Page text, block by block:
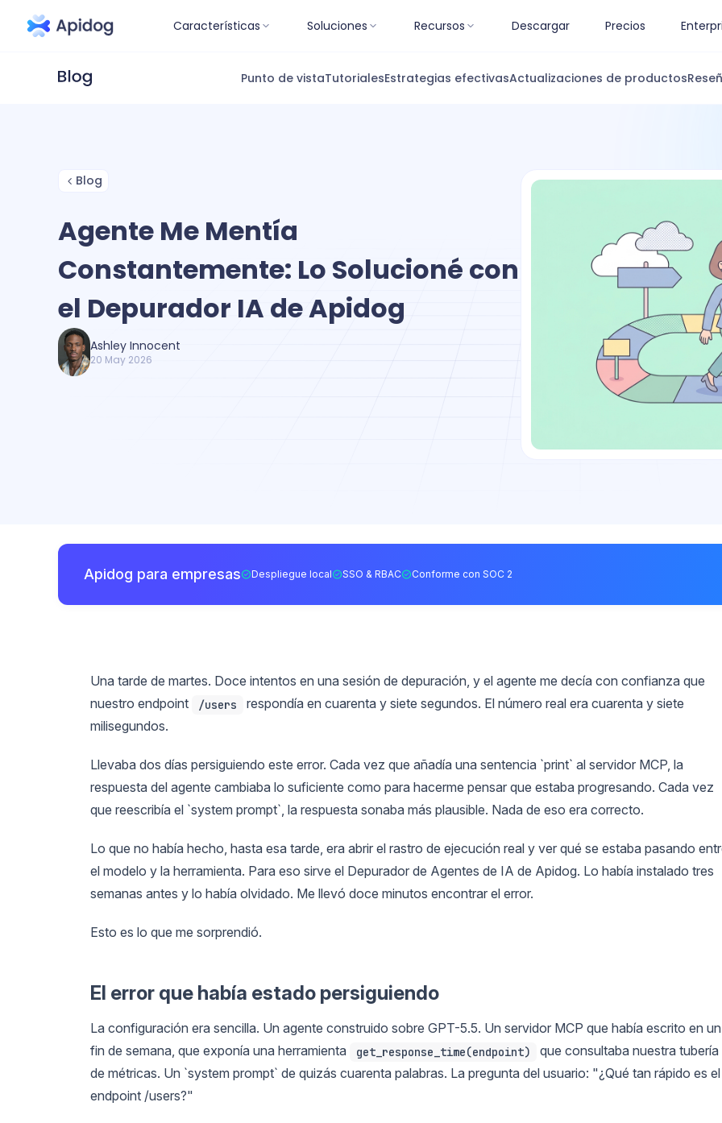
Características Soluciones Recursos Descargar Precios
Punto de vistaTutorialesEstrategias efectivasActualizaciones de productos
Blog
Agente Me Mentía
Constantemente: Lo Solucioné con
el Depurador IA de Apidog
Ashley Innocent
20 May 2026
Apidog para empresas Despliegue local SSO & RBAC Conforme con SOC 2
Una tarde de martes. Doce intentos en una sesión de depuración, y el agente me decía con confianza que
nuestro endpoint
/users
respondía en cuarenta y siete segundos. El número real era cuarenta y siete
milisegundos.
Llevaba dos días persiguiendo este error. Cada vez que añadía una sentencia `print` al servidor MCP, la
respuesta del agente cambiaba lo suficiente como para hacerme pensar que estaba progresando. Cada vez
que reescribía el `system prompt`, la respuesta sonaba más plausible. Nada de eso era correcto.
Lo que no había hecho, hasta esa tarde, era abrir el rastro de ejecución real y ver qué se estaba pasando
el modelo y la herramienta. Para eso sirve el Depurador de Agentes de IA de Apidog. Lo había instalado tres
semanas antes y lo había olvidado. Me llevó doce minutos encontrar el error.
Esto es lo que me sorprendió.
El error que había estado persiguiendo
La configuración era sencilla. Un agente construido sobre GPT-5.5. Un servidor MCP que había escrito en un
fin de semana, que exponía una herramienta
get_response_time(endpoint)
que consultaba nuestra tubería
de métricas. Un `system prompt` de quizás cuarenta palabras. La pregunta del usuario: "¿Qué tan rápido es el
endpoint /users?"